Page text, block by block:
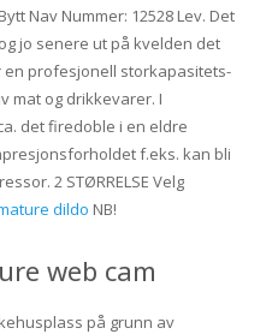
Bytt Nav Nummer: 12528 Lev. Det
jo senere ut på kvelden det
en profesjonell storkapasitets-
mat og drikkevarer. I
det firedoble i en eldre
f.eks. kan bli
2 STØRRELSE Velg
dildo NB!
web cam
på grunn av